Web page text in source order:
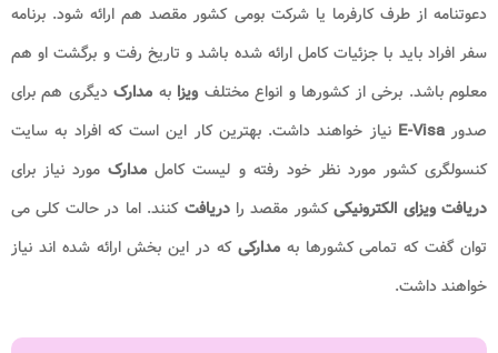
دعوتنامه از طرف کارفرما یا شرکت بومی کشور مقصد هم ارائه شود. برنامه
سفر افراد باید با جزئیات کامل ارائه شده باشد و تاریخ رفت و برگشت او هم
معلوم باشد. برخی از کشورها و انواع مختلف ویزابه مدارکدیگری هم برای
صدورE-Visa نیاز خواهند داشت. بهترین کار این است که افراد به سایت
کنسولگری کشور مورد نظر خود رفته و لیست کامل مدارکمورد نیاز برای
دریافت ویزای الکترونیکیکشور مقصد رادریافت کنند. اما در حالت کلی می
توان گفت که تمامی کشورها بهمدارکی که در این بخش ارائه شده اند نیاز
خواهند داشت.